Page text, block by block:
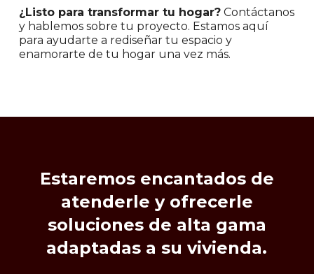
¿Listo para transformar tu hogar?Contáctanos
y hablemos sobre tu proyecto. Estamos aquí
para ayudarte a rediseñar tu espacio y
enamorarte de tu hogar una vez más.
Estaremos encantados de
atenderle y ofrecerle
soluciones de alta gama
adaptadas a su vivienda.